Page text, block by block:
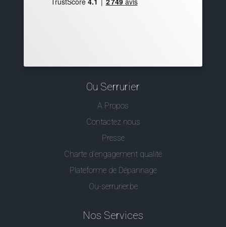
Ou Serrurier
A Propos
Contactez nous
Presse
Charte d’engagement qualité
Plateforme de Dépannage
Ou-serrurier.be
Nos Services